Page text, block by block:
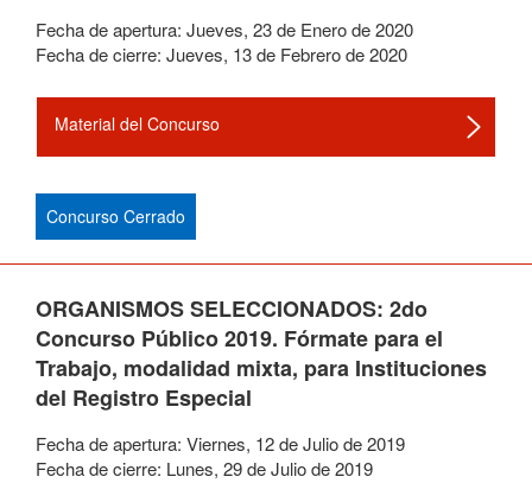
Fecha de apertura: Jueves, 23de Enerode2020
Fecha de cierre: Jueves, 13de Febrerode2020
Material del Concurso
Concurso Cerrado
ORGANISMOS SELECCIONADOS: 2do
Concurso Público 2019. Fórmate para el
Trabajo, modalidad mixta, para Instituciones
del Registro Especial
Fecha de apertura: Viernes, 12deJuliode2019
Fecha de cierre: Lunes, 29deJuliode2019